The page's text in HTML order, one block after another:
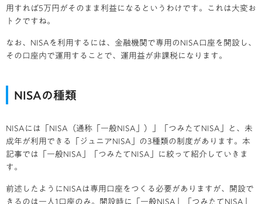
用すれば5 万円がそのまま利益になるというわけです。これは大変お
トクですね。
なお、 NISA を利用するには、金融機関で専用のNISA 口座を開設し、
その口座内で運用することで、運用益が非課税になります。
NISAの種類
NISA には「 NISA （通称「一般NISA 」）」「つみたて NISA 」と、未
成年が利用できる「ジュニアNISA 」の3種類の制度があります。本
記事では「一般NISA 」「つみたて NISA 」に絞って紹介していきま
す。
前述したように NISA は専用口座をつくる必要がありますが、開設で
きるのは一人 1 口座のみ。開設時に「一般NISA 」「つみたて NISA